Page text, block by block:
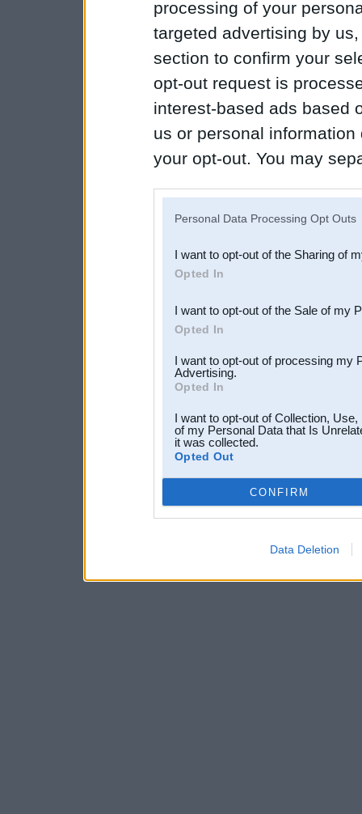
processing of your
targeted advertising by
section to confirm your
opt-out request is
interest-based ads based
us or personal
your opt-out. You may
Downstream Participants
third parties.
Personal Data Processing Opt Outs
I want to opt-out of the Sharing of
Opted In
I want to opt-out of the Sale of my
Opted In
I want to opt-out of processing my
Advertising.
Opted In
I want to opt-out of Collection,
of my Personal Data that Is
it was collected.
Opted Out
CONFIRM
Data Deletion